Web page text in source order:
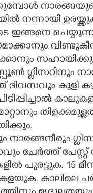
നന്നായി
ഇങ്ങനെ
ഗ്ലിസറിനും
ദിവസവും കുളി
ചേർത്ത്
പുരട്ടുക. 15
കാലിലെ